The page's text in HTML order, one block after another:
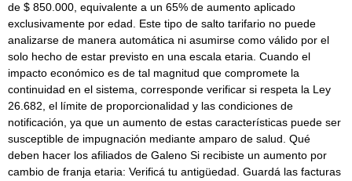
de $ 850.000, equivalente a un 65% de aumento aplicado
exclusivamente por edad. Este tipo de salto tarifario no puede
analizarse de manera automática ni asumirse como válido por el
solo hecho de estar previsto en una escala etaria. Cuando el
impacto económico es de tal magnitud que compromete la
continuidad en el sistema, corresponde verificar si respeta la Ley
26.682, el límite de proporcionalidad y las condiciones de
notificación, ya que un aumento de estas características puede ser
susceptible de impugnación mediante amparo de salud. Qué
deben hacer los afiliados de Galeno Si recibiste un aumento por
cambio de franja etaria: Verificá tu antigüedad. Guardá las facturas